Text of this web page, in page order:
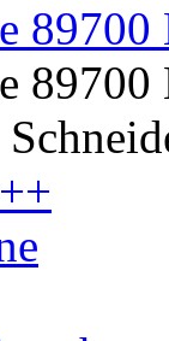
89700
89700